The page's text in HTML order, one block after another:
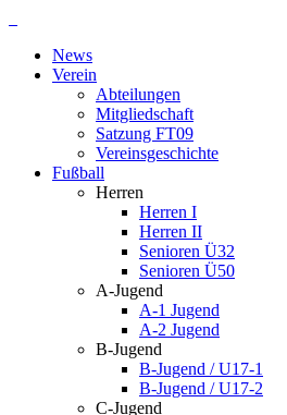
springenNews
Verein
Abteilungen
Mitgliedschaft
Satzung FT09
Vereinsgeschichte
Fußball
Herren
Herren I
Herren II
Senioren Ü32
Senioren Ü50
A-Jugend
A-1 Jugend
A-2 Jugend
B-Jugend
B-Jugend / U17-1
B-Jugend / U17-2
C-Jugend